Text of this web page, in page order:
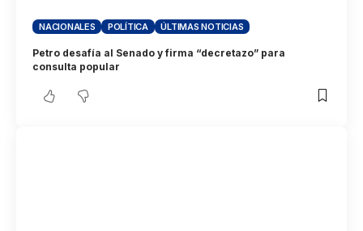
NACIONALES POLÍTICA ÚLTIMAS NOTICIAS
Petro desafía al Senado y firma “decretazo” para
consulta popular